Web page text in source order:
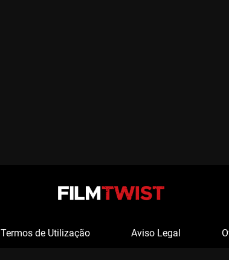
Termos de Utilização Aviso Legal